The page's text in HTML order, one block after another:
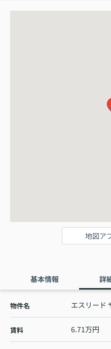
地図ア
基本情報 詳
物件名 エスリード
賃料 6.71万円